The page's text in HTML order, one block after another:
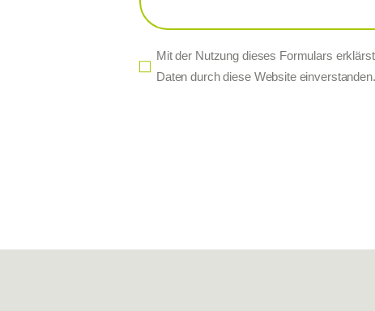
Mit der Nutzung dieses Formulars
Daten durch diese Website einverstanden.